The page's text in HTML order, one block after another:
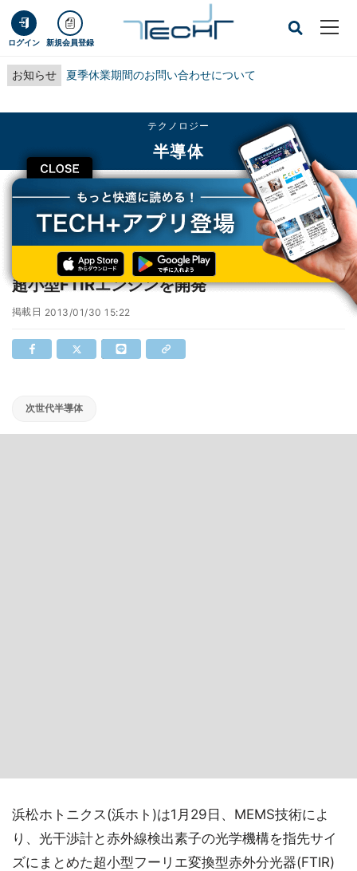
ログイン 新規会員登録
お知らせ 夏季休業期間のお問い合わせについて
CLOSE
テクノロジー
半導体
TECH+ テクノロジー
半導体
浜ホト、MEMS技術で指先サイズにまとめた超小型FTIRエンジンを開発
浜ホト、MEMS技術で指先サイズにまとめた
超小型FTIRエンジンを開発
掲載日 2013/01/30 15:22
次世代半導体
浜松ホトニクス(浜ホト)は1月29日、MEMS技術によ
り、光干渉計と赤外線検出素子の光学機構を指先サイ
ズにまとめた超小型フーリエ変換型赤外分光器(FTIR)